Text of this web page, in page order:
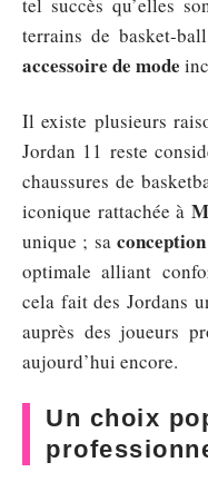
terrains de basket-
accessoire de mode
Il existe plusieurs
Jordan 11 reste
chaussures de
iconique rattachée à
unique ; sa
optimale alliant
cela fait des Jordans
auprès des joueurs
aujourd’hui encore.
Un choix